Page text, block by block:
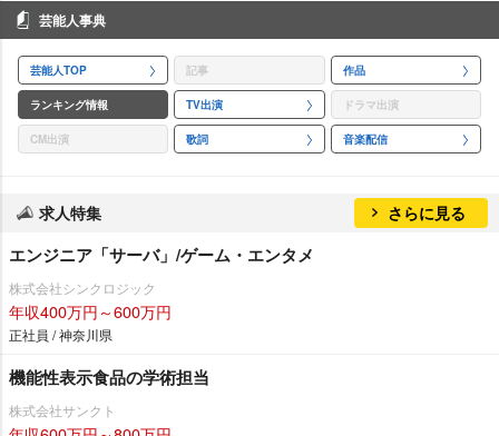
芸能人事典
芸能人TOP 記事 作品
ランキング情報 TV出演 ドラマ出演
CM出演 歌詞 音楽配信
求人特集 さらに見る
エンジニア「サーバ」/ゲーム・エンタメ
株式会社シンクロジック
年収400万円～600万円
正社員 / 神奈川県
機能性表示食品の学術担当
株式会社サンクト